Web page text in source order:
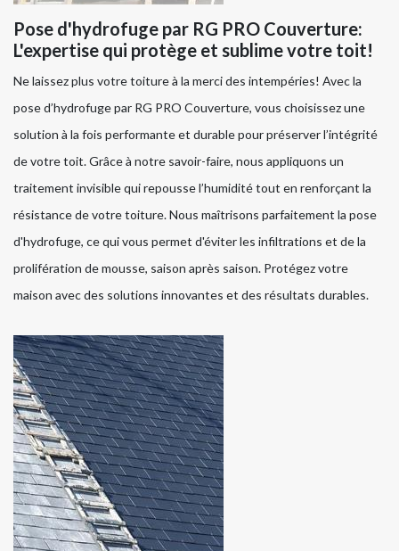
Pose d'hydrofuge par RG PRO Couverture:
L'expertise qui protège et sublime votre toit!
Ne laissez plus votre toiture à la merci des intempéries! Avec la
pose d’hydrofuge par RG PRO Couverture, vous choisissez une
solution à la fois performante et durable pour préserver l’intégrité
de votre toit. Grâce à notre savoir-faire, nous appliquons un
traitement invisible qui repousse l’humidité tout en renforçant la
résistance de votre toiture. Nous maîtrisons parfaitement la pose
d'hydrofuge, ce qui vous permet d'éviter les infiltrations et de la
prolifération de mousse, saison après saison. Protégez votre
maison avec des solutions innovantes et des résultats durables.